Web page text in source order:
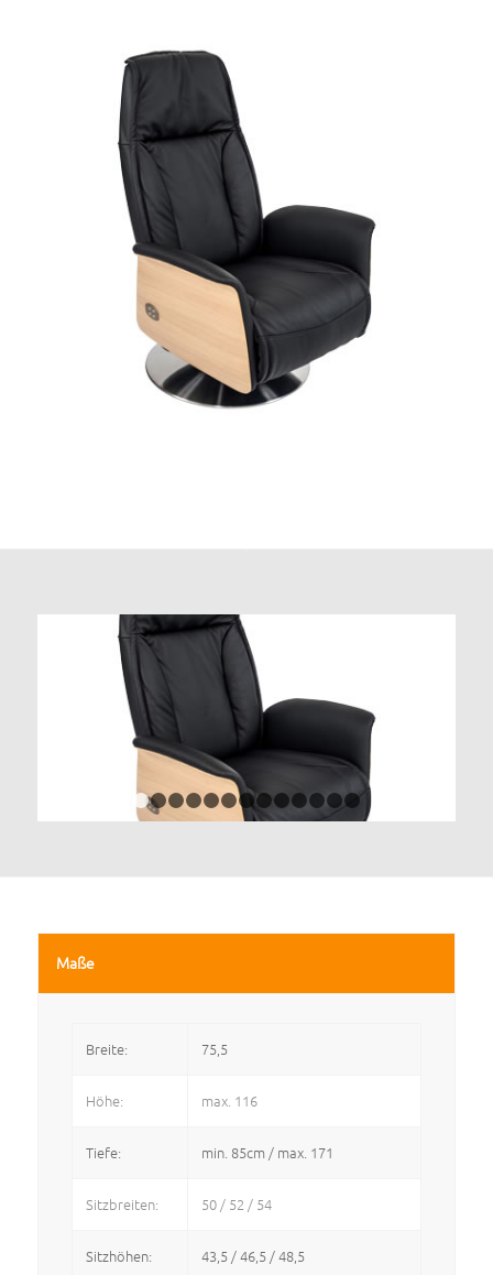
1 2 3 4 5 6 7 8 9 101112
Maße
Breite: 75,5
Höhe: max. 116
Tiefe: min. 85cm / max. 171
Sitzbreiten: 50 / 52 / 54
Sitzhöhen: 43,5 / 46,5 / 48,5